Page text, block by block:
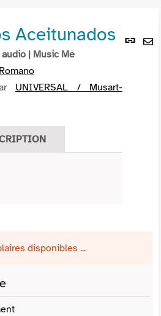
Lien
Aceitunados
| Music Me
UNIVERSAL / Musart-
disponibles ...